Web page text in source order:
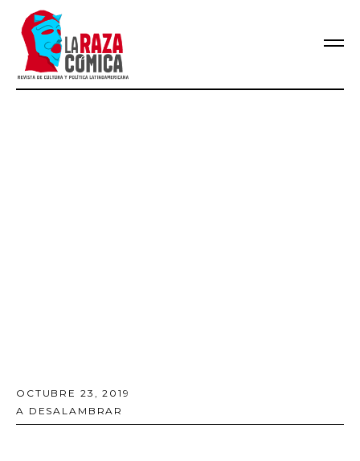
OCTUBRE 23, 2019
A DESALAMBRAR